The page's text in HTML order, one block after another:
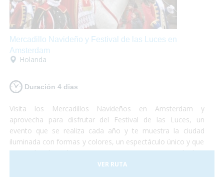
Mercadillo Navideño y Festival de las Luces en
Amsterdam
Holanda
Duración 4 dias
Visita los Mercadillos Navideños en Amsterdam y
aprovecha para disfrutar del Festival de las Luces, un
evento que se realiza cada año y te muestra la ciudad
iluminada con formas y colores, un espectáculo único y que
no puedes dejar de ver. Te proponemos una escapada de 4
días en la cuál podrás disfrutar de esta mágica ciudad y de
sus alrededores. Turismo accesible en Holanda y
VER RUTA